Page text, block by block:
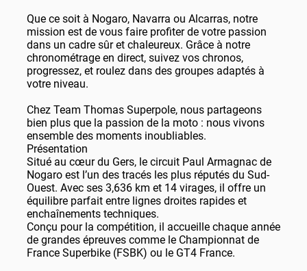
Que ce soit à Nogaro, Navarra ou Alcarras, notre
mission est de vous faire profiter de votre passion
dans un cadre sûr et chaleureux. Grâce à notre
chronométrage en direct, suivez vos chronos,
progressez, et roulez dans des groupes adaptés à
votre niveau.
Chez Team Thomas Superpole, nous partageons
bien plus que la passion de la moto : nous vivons
ensemble des moments inoubliables.
Présentation
Situé au cœur du Gers, le circuit Paul Armagnac de
Nogaro est l’un des tracés les plus réputés du Sud-
Ouest. Avec ses 3,636 km et 14 virages, il offre un
équilibre parfait entre lignes droites rapides et
enchaînements techniques.
Conçu pour la compétition, il accueille chaque année
de grandes épreuves comme le Championnat de
France Superbike (FSBK) ou le GT4 France.